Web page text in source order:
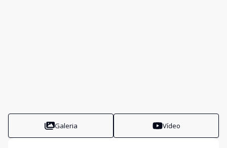
Galeria Vídeo